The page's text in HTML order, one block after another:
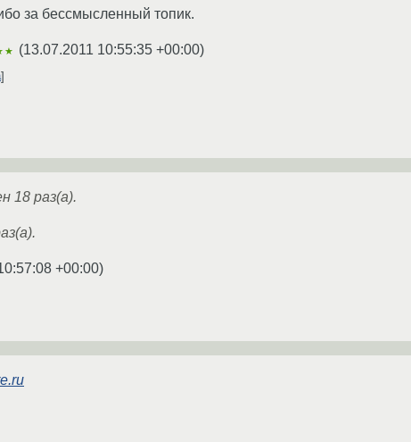
за бессмысленный топик.
(13.07.2011 10:55:35 +00:00)
18 раз(а).
+00:00)